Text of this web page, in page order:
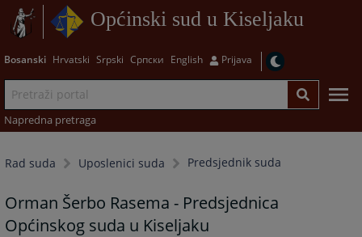
Općinski sud u Kiseljaku
Bosanski Hrvatski Srpski Српски English Prijava
Napredna pretraga
Rad suda Uposlenici suda Predsjednik suda
Orman Šerbo Rasema - Predsjednica
Općinskog suda u Kiseljaku